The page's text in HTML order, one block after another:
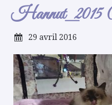
Hannut_2015
29 avril 2016